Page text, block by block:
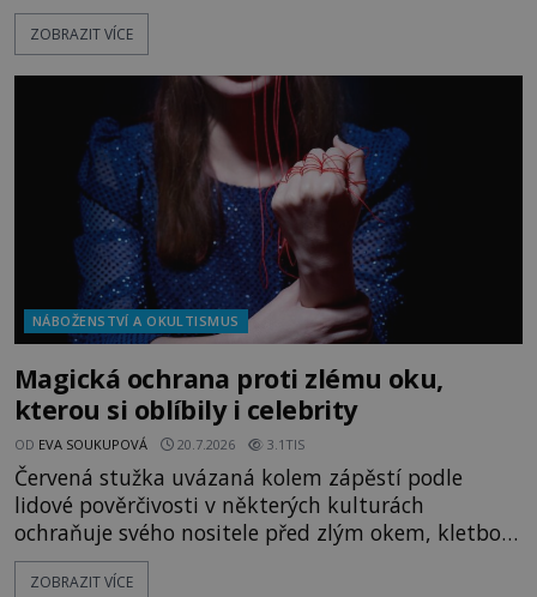
před sebou má rozložený jeden z nejzáhadnějších
magických textů. Jde o Abramelinův grimoár, který
kouzla, jak si někteří myslí, nebo jde o pouhou
pověru? Už šest měsíců pobývá
ZOBRAZIT VÍCE
NÁBOŽENSTVÍ A OKULTISMUS
Magická ochrana proti zlému oku,
kterou si oblíbily i celebrity
OD EVA SOUKUPOVÁ 20.7.2026 3.1TIS
Červená stužka uvázaná kolem zápěstí podle
lidové pověrčivosti v některých kulturách
ochraňuje svého nositele před zlým okem, kletbou,
která může přivodit neštěstí či nemoc. S tímto
nenápadným symbolem magické ochrany lze
ZOBRAZIT VÍCE